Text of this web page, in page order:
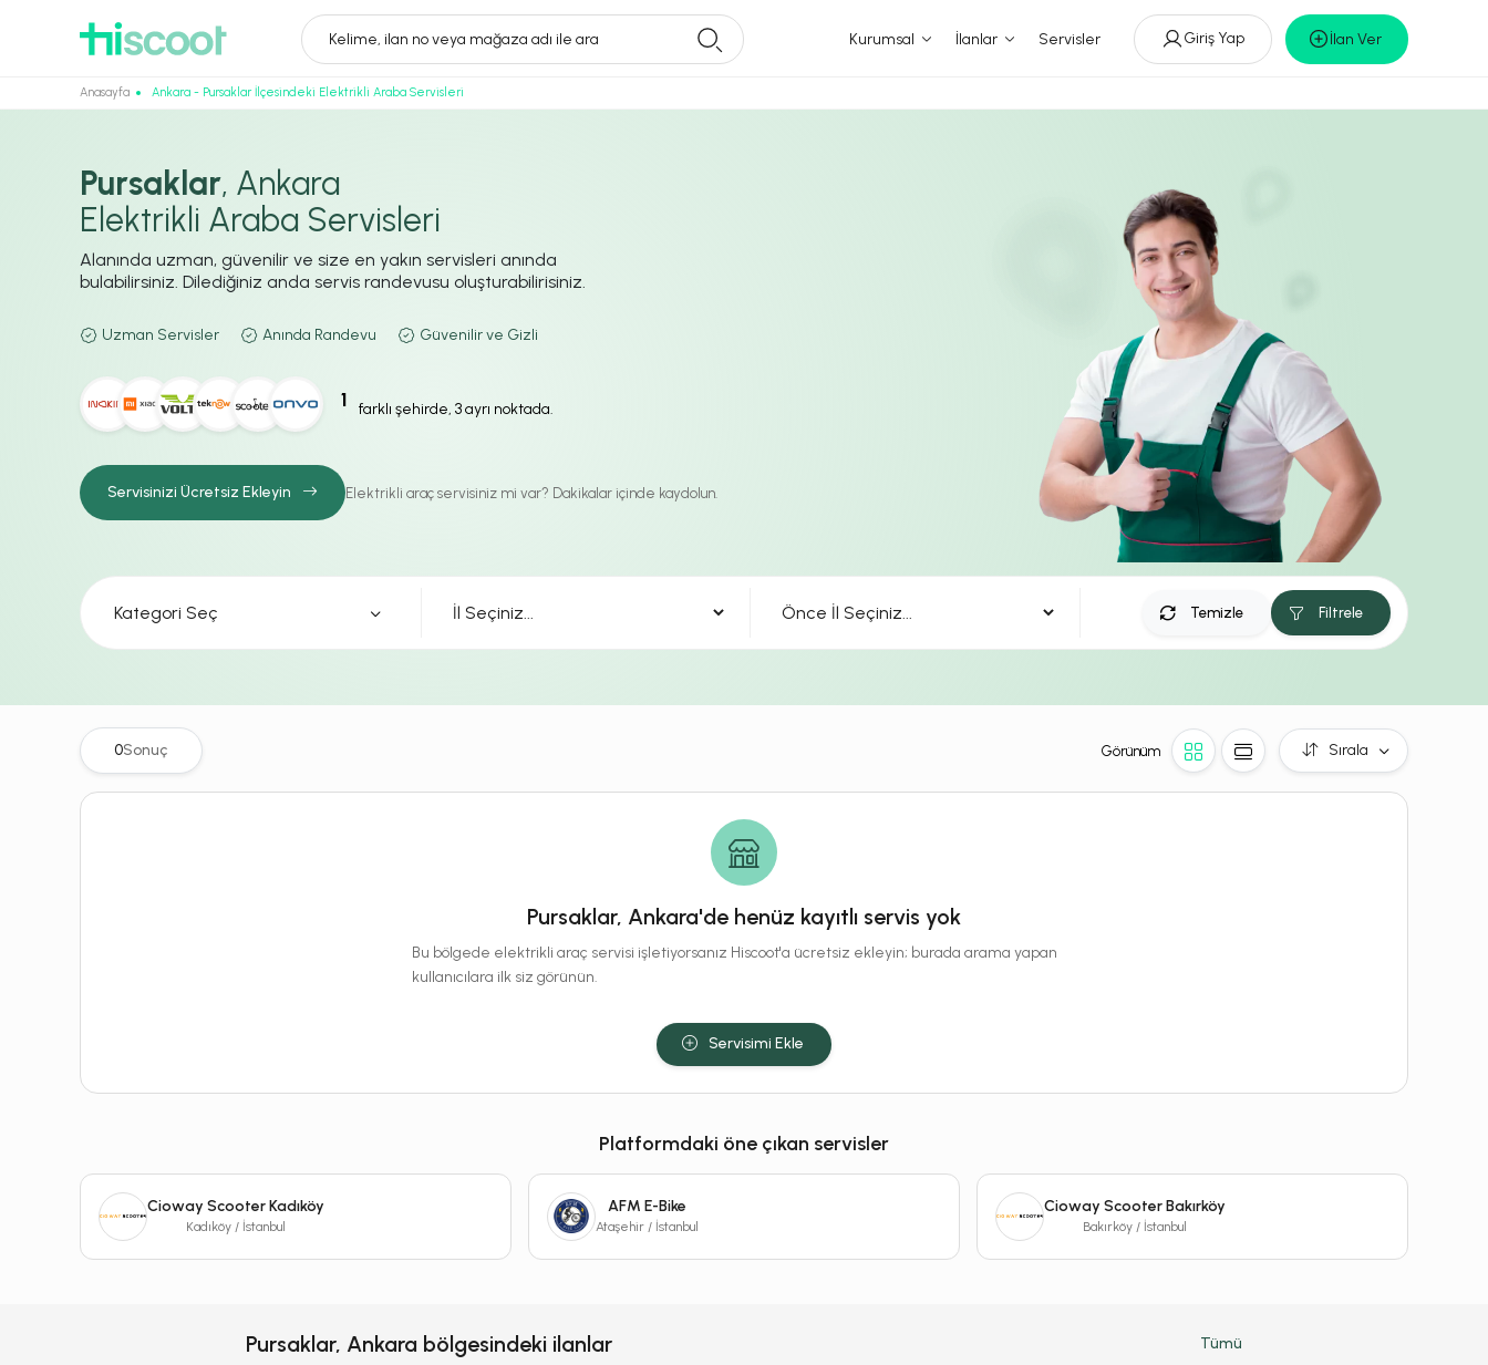
Kelime, ilan no veya mağaza adı ile ara Kurumsal İlanlar Servisler Giriş Yap İlan Ver
Anasayfa Ankara - Pursaklar İlçesindeki Elektrikli Araba Servisleri
Pursaklar, Ankara
Elektrikli Araba Servisleri
Alanında uzman, güvenilir ve size en yakın servisleri anında
bulabilirsiniz. Dilediğiniz anda servis randevusu oluşturabilirisiniz.
Uzman Servisler Anında Randevu Güvenilir ve Gizli
1 farklı şehirde, 3 ayrı noktada.
Servisinizi Ücretsiz Ekleyin Elektrikli araç servisiniz mi var? Dakikalar içinde kaydolun.
Kategori Seç Temizle Filtrele
0Sonuç Görünüm Sırala
Pursaklar, Ankara'de henüz kayıtlı servis yok
Bu bölgede elektrikli araç servisi işletiyorsanız Hiscoot'a ücretsiz ekleyin; burada arama yapan
kullanıcılara ilk siz görünün.
Servisimi Ekle
Platformdaki öne çıkan servisler
Cioway Scooter Kadıköy
Kadıköy / İstanbul
AFM E-Bike
Ataşehir / İstanbul
Cioway Scooter Bakırköy
Bakırköy / İstanbul
Pursaklar, Ankara bölgesindeki ilanlar Tümü